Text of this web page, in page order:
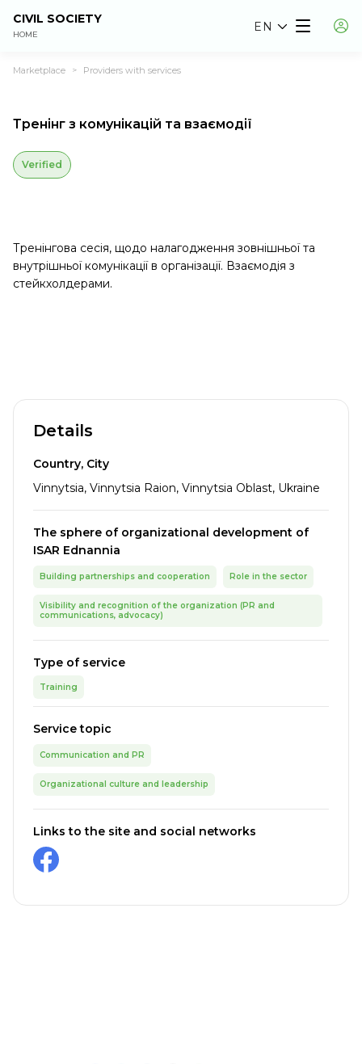
CIVIL SOCIETY
HOME
EN
Marketplace > Providers with services
Тренінг з комунікацій та взаємодії
Verified
Тренінгова сесія, щодо налагодження зовнішньої та
внутрішньої комунікації в організації. Взаємодія з
стейкхолдерами.
Details
Country, City
Vinnytsia, Vinnytsia Raion, Vinnytsia Oblast, Ukraine
The sphere of organizational development of
ISAR Ednannia
Building partnerships and cooperation Role in the sector
Visibility and recognition of the organization (PR and
communications, advocacy)
Type of service
Training
Service topic
Communication and PR
Organizational culture and leadership
Links to the site and social networks